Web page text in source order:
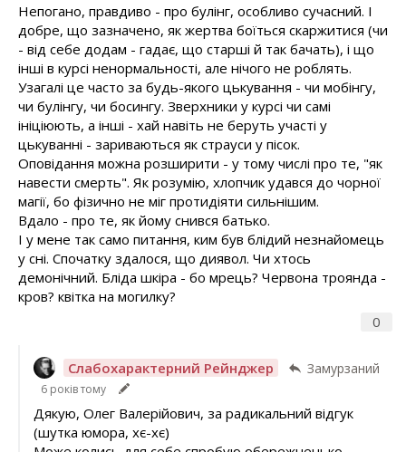
0
Непогано, правдиво - про булінг, особливо сучасний. І
добре, що зазначено, як жертва боїться скаржитися (чи
- від себе додам - гадає, що старші й так бачать), і що
інші в курсі ненормальності, але нічого не роблять.
Узагалі це часто за будь-якого цькування - чи мобінгу,
чи булінгу, чи босингу. Зверхники у курсі чи самі
ініціюють, а інші - хай навіть не беруть участі у
цькуванні - зариваються як страуси у пісок.
Оповідання можна розширити - у тому числі про те, "як
навести смерть". Як розумію, хлопчик удався до чорної
магії, бо фізично не міг протидіяти сильнішим.
Вдало - про те, як йому снився батько.
І у мене так само питання, ким був блідий незнайомець
у сні. Спочатку здалося, що диявол. Чи хтось
демонічний. Бліда шкіра - бо мрець? Червона троянда -
кров? квітка на могилку?
Слабохарактерний Рейнджер Замурзаний
6 років тому
Дякую, Олег Валерійович, за радикальний відгук
(шутка юмора, хє-хє)